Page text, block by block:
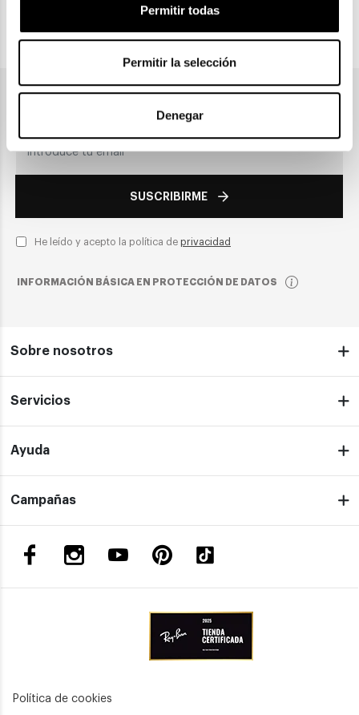
Permitir todas
Permitir la selección
Denegar
PAGO SEGURO
Únete a nuestra newsletter
SUSCRIBIRME
He leído y acepto la política de privacidad
INFORMACIÓN BÁSICA EN PROTECCIÓN DE DATOS
Sobre nosotros
Servicios
Ayuda
Campañas
Política de cookies